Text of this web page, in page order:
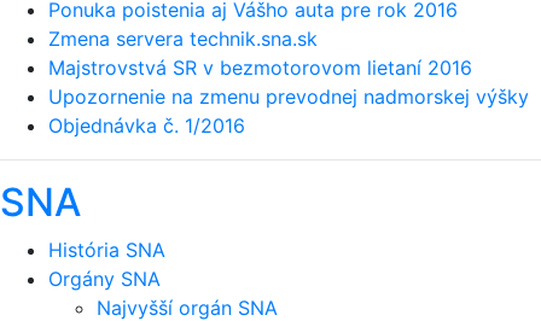
Ponuka poistenia aj Vášho auta pre rok 2016
Zmena servera technik.sna.sk
Majstrovstvá SR v bezmotorovom lietaní 2016
Upozornenie na zmenu prevodnej nadmorskej výšky
Objednávka č. 1/2016
SNA
História SNA
Orgány SNA
Najvyšší orgán SNA